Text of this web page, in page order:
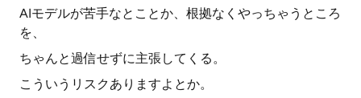
AIモデルが苦手なとことか、根拠なくやっちゃうところ
を、
ちゃんと過信せずに主張してくる。
こういうリスクありますよとか。